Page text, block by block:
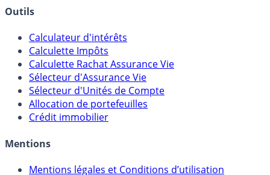
Banques & Comptes rémunérés
Outils
Calculateur d'intérêts
Calculette Impôts
Calculette Rachat Assurance Vie
Sélecteur d'Assurance Vie
Sélecteur d'Unités de Compte
Crédit immobilier
Mentions